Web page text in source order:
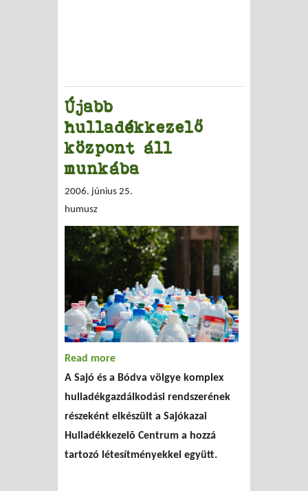
Újabb
hulladékkezelő
központ áll
munkába
2006. június 25.
humusz
Read more
munkába
A Sajó és a Bódva völgye komplex
hulladékgazdálkodási rendszerének
részeként elkészült a Sajókazai
Hulladékkezelõ Centrum a hozzá
tartozó létesítményekkel együtt.